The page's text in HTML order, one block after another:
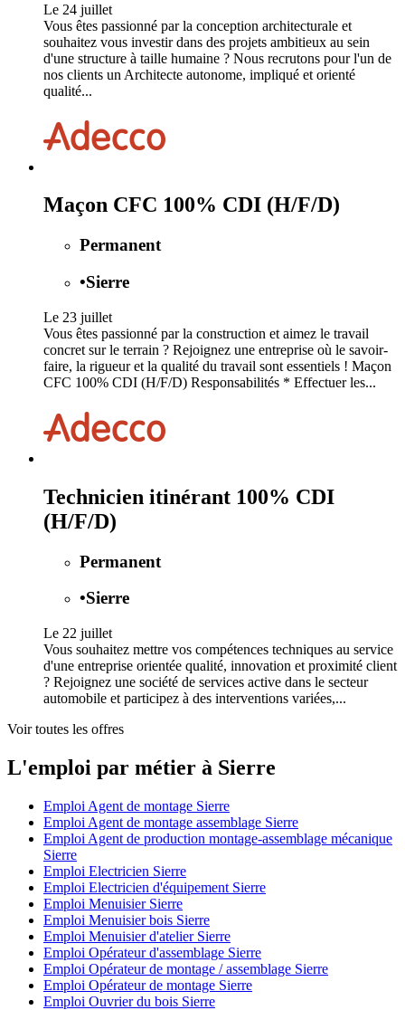
Le 24 juillet
Vous êtes passionné par la conception architecturale et
souhaitez vous investir dans des projets ambitieux au sein
d'une structure à taille humaine ? Nous recrutons pour l'un de
nos clients un Architecte autonome, impliqué et orienté
qualité...
Maçon CFC 100% CDI (H/F/D)
Permanent
•Sierre
Le 23 juillet
Vous êtes passionné par la construction et aimez le travail
concret sur le terrain ? Rejoignez une entreprise où le savoir-
faire, la rigueur et la qualité du travail sont essentiels ! Maçon
CFC 100% CDI (H/F/D) Responsabilités * Effectuer les...
Technicien itinérant 100% CDI
(H/F/D)
Permanent
•Sierre
Le 22 juillet
Vous souhaitez mettre vos compétences techniques au service
d'une entreprise orientée qualité, innovation et proximité client
? Rejoignez une société de services active dans le secteur
automobile et participez à des interventions variées,...
Voir toutes les offres
L'emploi par métier à Sierre
Emploi Agent de montage Sierre
Emploi Agent de montage assemblage Sierre
Emploi Agent de production montage-assemblage mécanique
Sierre
Emploi Electricien Sierre
Emploi Electricien d'équipement Sierre
Emploi Menuisier Sierre
Emploi Menuisier bois Sierre
Emploi Menuisier d'atelier Sierre
Emploi Opérateur d'assemblage Sierre
Emploi Opérateur de montage / assemblage Sierre
Emploi Opérateur de montage Sierre
Emploi Ouvrier du bois Sierre